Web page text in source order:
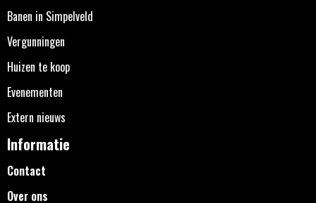
Banen in Simpelveld
Vergunningen
Huizen te koop
Evenementen
Extern nieuws
Informatie
Contact
Over ons